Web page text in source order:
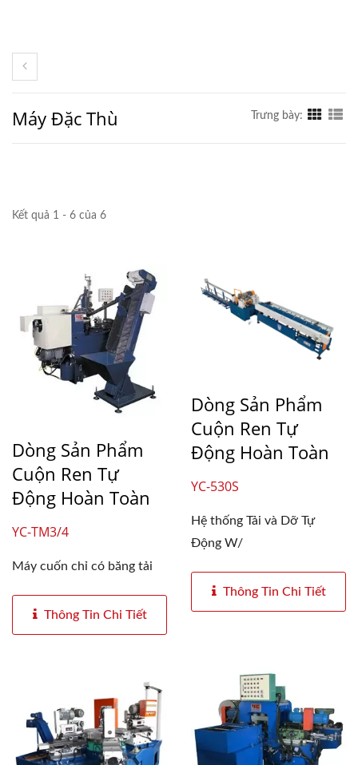
Máy Đặc Thù Trưng bày:
Kết quả 1 - 6 của 6
Dòng Sản Phẩm
Cuộn Ren Tự
Động Hoàn Toàn
YC-TM3/4
Máy cuốn chỉ có băng tải
Thông Tin Chi Tiết
Dòng Sản Phẩm
Cuộn Ren Tự
Động Hoàn Toàn
YC-530S
Hệ thống Tải và Dỡ Tự
Động W/
Thông Tin Chi Tiết